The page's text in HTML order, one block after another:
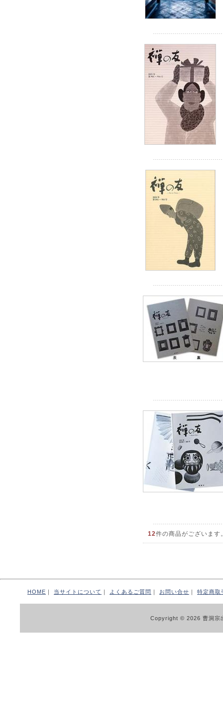
12件の商品がございます
HOME ｜ 当サイトについて ｜ よくあるご質問 ｜ お問い合せ ｜ 特定商取
Copyright © 2026 曹洞宗